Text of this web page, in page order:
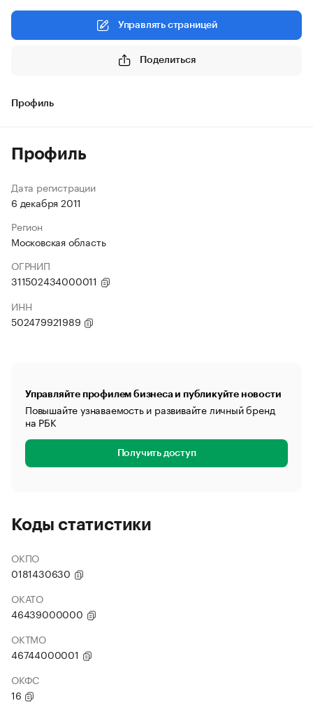
Управлять страницей
Поделиться
Профиль
Профиль
Дата регистрации
6 декабря 2011
Регион
Московская область
ОГРНИП
311502434000011
ИНН
502479921989
Управляйте профилем бизнеса и публикуйте новости
Повышайте узнаваемость и развивайте личный бренд
на РБК
Получить доступ
Коды статистики
ОКПО
0181430630
ОКАТО
46439000000
ОКТМО
46744000001
ОКФС
16